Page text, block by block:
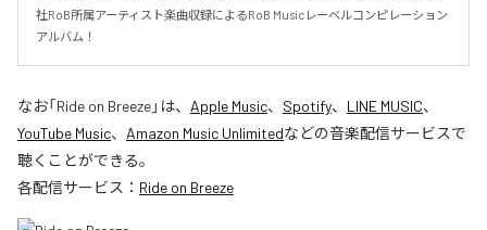
社RoB所属アーティスト楽曲収録によるRoB Musicレーベルコンピレーション
アルバム！
なお「Ride on Breeze」は、 Apple Music、 Spotify、 LINE MUSIC、
YouTube Music、 Amazon Music Unlimitedなどの音楽配信サービスで
聴くことができる。
各配信サービス： Ride on Breeze